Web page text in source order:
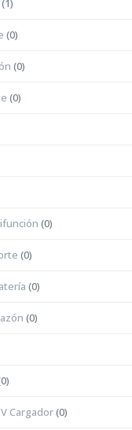
(1)
(0)
(0)
(0)
(0)
(0)
(0)
(0)
Cargador(0)